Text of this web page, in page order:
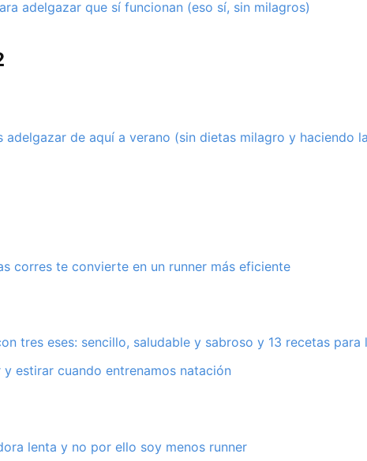
adelgazar que sí funcionan (eso sí, sin milagros)
adelgazar de aquí a verano (sin dietas milagro y haciendo
corres te convierte en un runner más eficiente
tres eses: sencillo, saludable y sabroso y 13 recetas para
y estirar cuando entrenamos natación
lenta y no por ello soy menos runner